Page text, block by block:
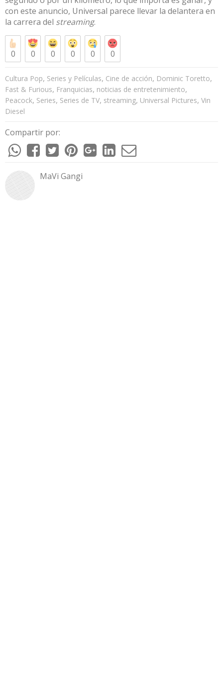
con este anuncio, Universal parece llevar la delantera en
la carrera del streaming.
0 0 0 0 0 0
Cultura Pop, Series y Películas, Cine de acción, Dominic Toretto,
Fast & Furious, Franquicias, noticias de entretenimiento,
Peacock, Series, Series de TV, streaming, Universal Pictures, Vin
Diesel
Compartir por:
MaVi Gangi